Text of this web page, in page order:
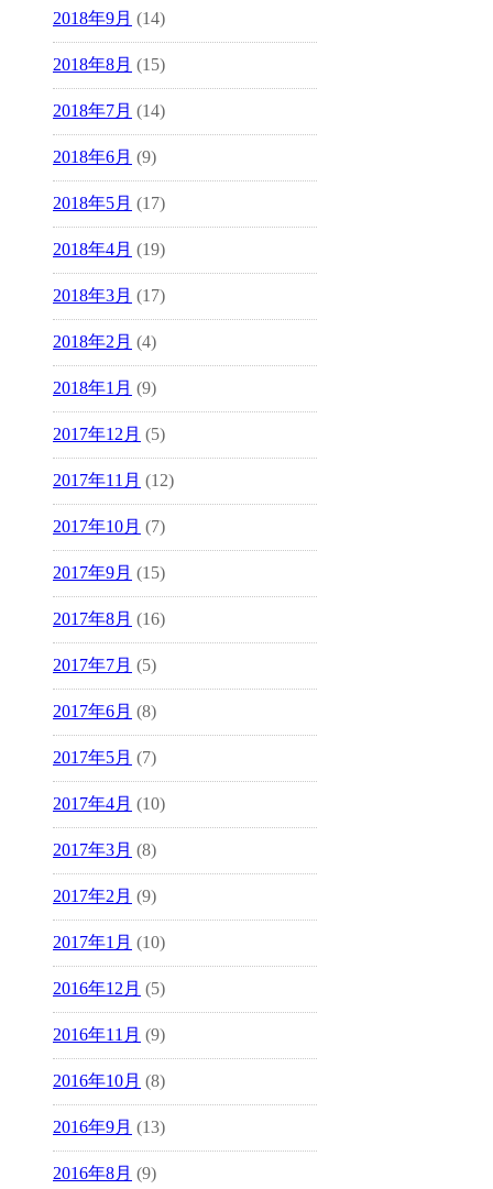
2018年9月 (14)
2018年8月 (15)
2018年7月 (14)
2018年6月 (9)
2018年5月 (17)
2018年4月 (19)
2018年3月 (17)
2018年2月 (4)
2018年1月 (9)
2017年12月 (5)
2017年11月 (12)
2017年10月 (7)
2017年9月 (15)
2017年8月 (16)
2017年7月 (5)
2017年6月 (8)
2017年5月 (7)
2017年4月 (10)
2017年3月 (8)
2017年2月 (9)
2017年1月 (10)
2016年12月 (5)
2016年11月 (9)
2016年10月 (8)
2016年9月 (13)
2016年8月 (9)